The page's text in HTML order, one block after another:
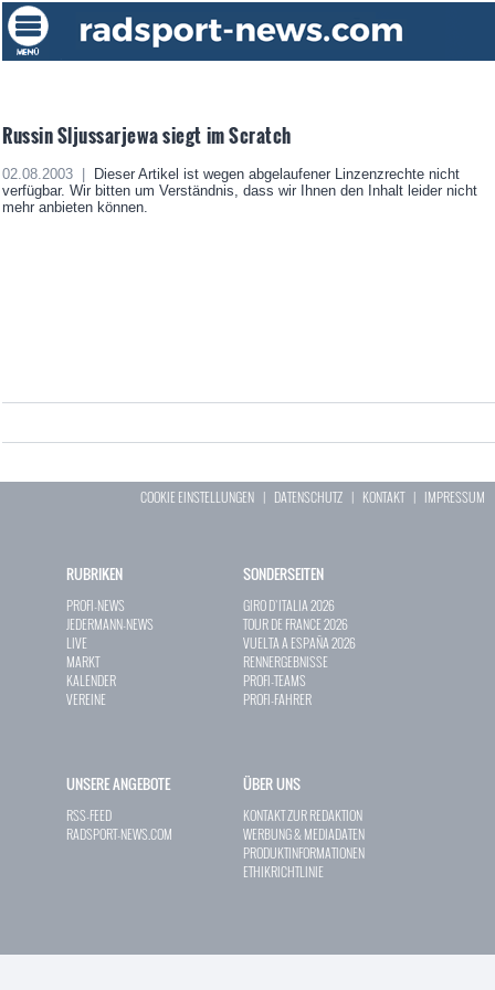
Russin Sljussarjewa siegt im Scratch
02.08.2003 |
Dieser Artikel ist wegen abgelaufener Linzenzrechte nicht
verfügbar. Wir bitten um Verständnis, dass wir Ihnen den Inhalt leider nicht
mehr anbieten können.
COOKIE EINSTELLUNGEN | DATENSCHUTZ | KONTAKT| IMPRESSUM
RUBRIKEN
PROFI-NEWS
JEDERMANN-NEWS
LIVE
MARKT
KALENDER
VEREINE
SONDERSEITEN
GIRO D`ITALIA 2026
TOUR DE FRANCE 2026
VUELTA A ESPAÑA 2026
RENNERGEBNISSE
PROFI-TEAMS
PROFI-FAHRER
UNSERE ANGEBOTE
RSS-FEED
RADSPORT-NEWS.COM
ÜBER UNS
KONTAKT ZUR REDAKTION
WERBUNG & MEDIADATEN
PRODUKTINFORMATIONEN
ETHIKRICHTLINIE